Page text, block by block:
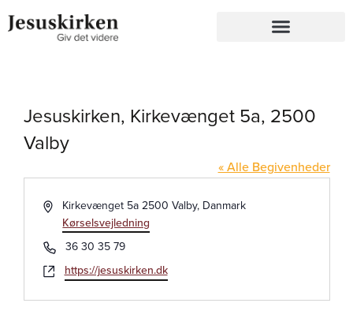
Jesuskirken, Kirkevænget 5a, 2500
Valby
« Alle Begivenheder
AdresseKirkevænget 5a 2500 Valby, Danmark
Kørselsvejledning
Tlf. 36 30 35 79
Hjemmeside
https://jesuskirken.dk